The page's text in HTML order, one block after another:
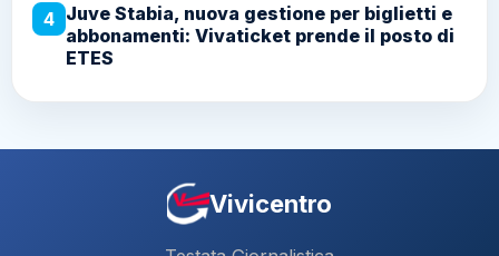
4 Juve Stabia, nuova gestione per biglietti e
abbonamenti: Vivaticket prende il posto di
ETES
Vivicentro